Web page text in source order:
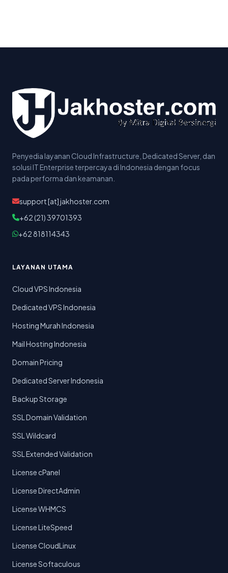
Penyedia layanan Cloud Infrastructure, Dedicated Server, dan
solusi IT Enterprise terpercaya di Indonesia dengan focus
pada performa dan keamanan.
support [at] jakhoster.com
+62 (21) 39701393
+62 818114343
LAYANAN UTAMA
Cloud VPS Indonesia
Dedicated VPS Indonesia
Hosting Murah Indonesia
Mail Hosting Indonesia
Domain Pricing
Dedicated Server Indonesia
Backup Storage
SSL Domain Validation
SSL Wildcard
SSL Extended Validation
License cPanel
License DirectAdmin
License WHMCS
License LiteSpeed
License CloudLinux
License Softaculous